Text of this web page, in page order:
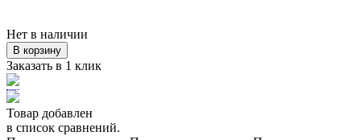
Нет в наличии
В корзину
Заказать в 1 клик
Товар добавлен
в список сравнений.